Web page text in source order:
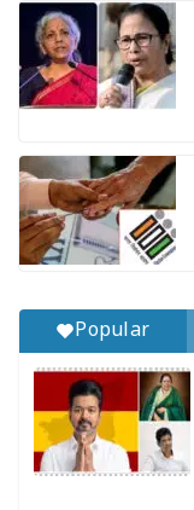
s
A
p
p
e
b
o
o
k
Popular